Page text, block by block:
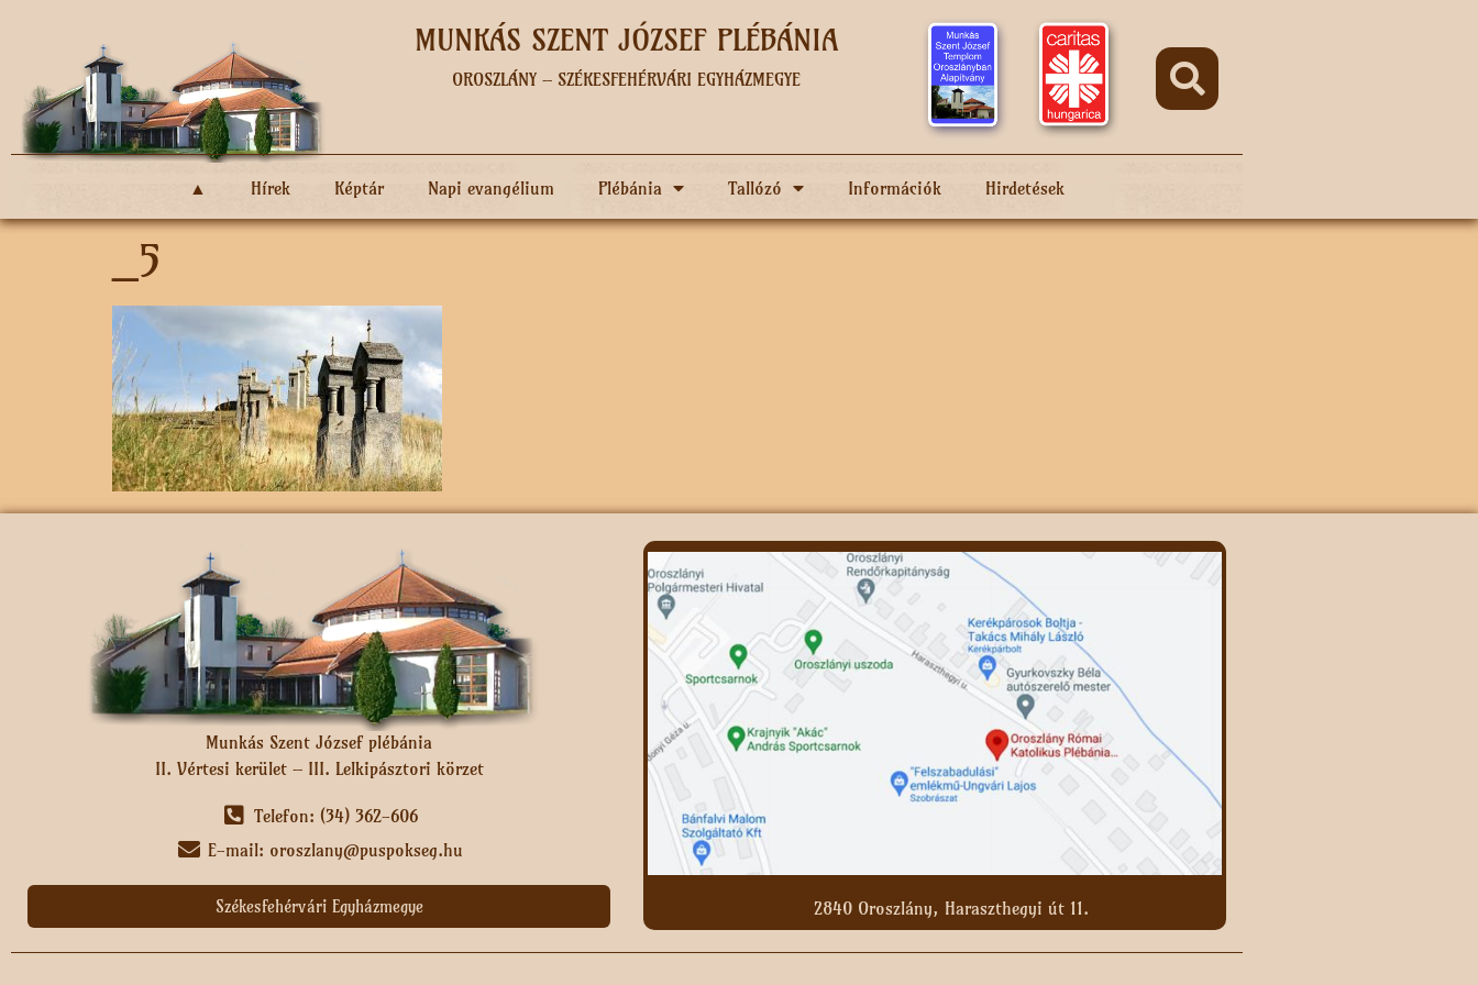
MUNKÁS SZENT JÓZSEF PLÉBÁNIA
OROSZLÁNY – SZÉKESFEHÉRVÁRI EGYHÁZMEGYE
▲ Hírek Képtár Napi evangélium Plébánia Tallózó Információk Hirdetések
_5
Munkás Szent József plébánia
II. Vértesi kerület – III. Lelkipásztori körzet
Telefon: (34) 362-606
E-mail: oroszlany@puspokseg.hu
Székesfehérvári Egyházmegye 2840 Oroszlány, Haraszthegyi út 11.